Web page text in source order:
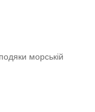
морській